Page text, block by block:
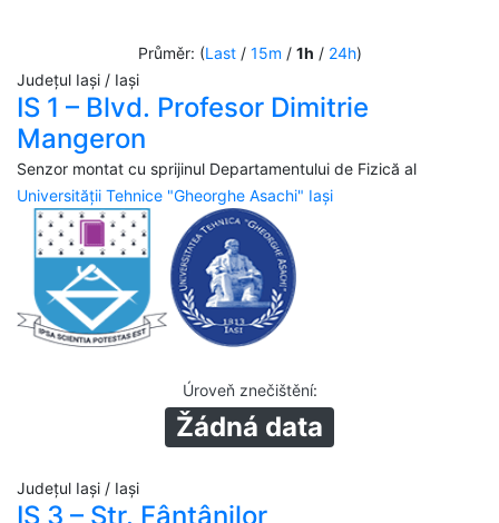
Průměr: (Last/ 15m / 1h / 24h)
Județul Iași / Iași
IS 1 – Blvd. Profesor Dimitrie
Mangeron
Senzor montat cu sprijinul Departamentului de Fizică al
Universității Tehnice "Gheorghe Asachi" Iași
Úroveň znečištění:
Žádná data
Județul Iași / Iași
IS 3 – Str. Fântânilor